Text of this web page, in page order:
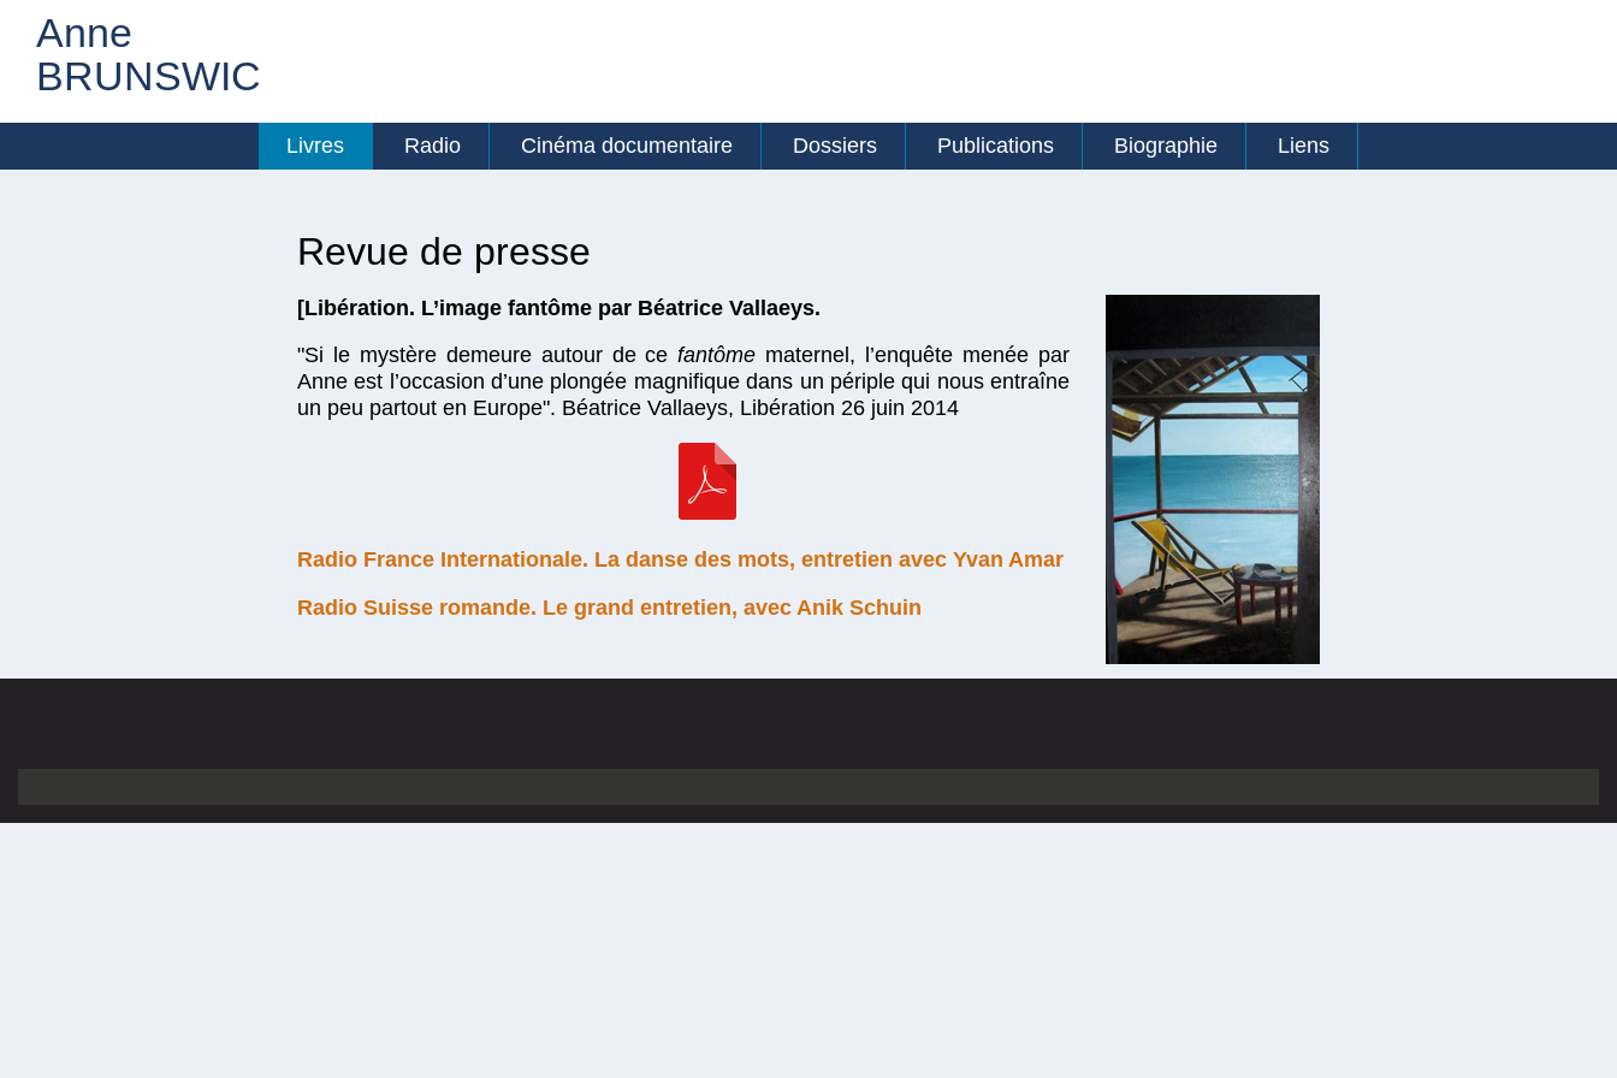
Anne
BRUNSWIC
Livres Radio Cinéma documentaire Dossiers Publications Biographie Liens
Revue de presse
[Libération. L’image fantôme par Béatrice Vallaeys.
"Si le mystère demeure autour de cefantôme maternel, l’enquête menée par
Anne est l’occasion d’une plongée magnifique dans un périple qui nous entraîne
un peu partout en Europe". Béatrice Vallaeys, Libération 26 juin 2014
Radio France Internationale. La danse des mots, entretien avec Yvan Amar
Radio Suisse romande. Le grand entretien, avec Anik Schuin